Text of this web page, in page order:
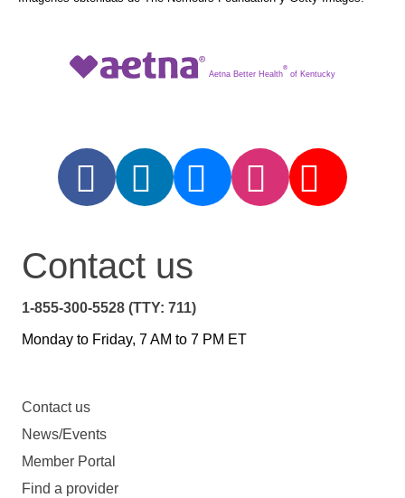
Aetna Better Health
®
of Kentucky
Contact us
1-855-300-5528 (TTY: 711)
Monday to Friday, 7 AM to 7 PM ET
Contact us
News/Events
Member Portal
Find a provider